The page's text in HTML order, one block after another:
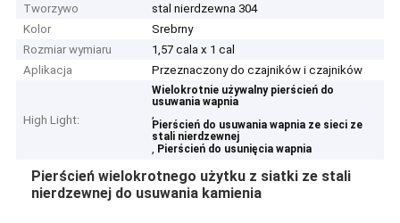
Tworzywo
stal nierdzewna 304
Kolor
Srebrny
Rozmiar wymiaru
1,57 cala x 1 cal
Aplikacja
Przeznaczony do czajników i czajników
High Light:
Wielokrotnie używalny pierścień do
usuwania wapnia
,
Pierścień do usuwania wapnia ze sieci ze
stali nierdzewnej
, Pierścień do usunięcia wapnia
Pierścień wielokrotnego użytku z siatki ze stali
nierdzewnej do usuwania kamienia